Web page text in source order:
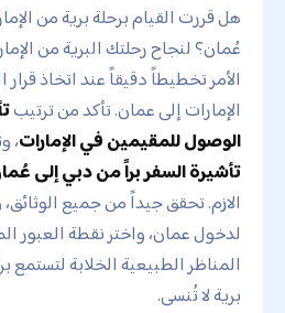
هل قررت القيام برحلة برية من
عُمان؟ لنجاح رحلتك البرية من
الأمر تخطيطاً دقيقاً عند اتخاذ
الإمارات إلى عمان. تأكد من ترتيب
الوصول للمقيمين في الإمارات،
تأشيرة السفر براً من دبي إلى
الازم. تحقق جيداً من جميع
لدخول عمان، واختر نقطة العبور
المناظر الطبيعية الخلابة لتستمع
برية لا تُنسى.